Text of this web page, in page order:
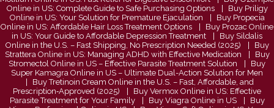
Miyomların Alınması Ameliyatı
İlkiz TAŞDELEN
30 Ağustos Zafer Bayramımız Kutlu Olsun
Op.Dr.Levent BOZBEYOĞLU
Gelişimsel Kalça Çıkığı
Online in US: Complete Guide to Safe Purchasing Options
Buy Priligy
Online in US: Your Solution for Premature Ejaculation
Buy Propecia
Online in US: Affordable Hair Loss Treatment Options
Buy Prozac Online
in US: Your Guide to Affordable Depression Treatment
Buy Sildalis
Online in the U.S. – Fast Shipping, No Prescription Needed (2025)
Buy
Strattera Online in US: Managing ADHD with Effective Medication
Buy
Stromectol Online in US – Effective Parasite Treatment Solution
Buy
Super Kamagra Online in US – Ultimate Dual-Action Solution for Men
Buy Tretinoin Cream Online in the U.S. – Fast, Affordable, and
Prescription‑Approved (2025)
Buy Vermox Online in US: Effective
Parasite Treatment for Your Family
Buy Viagra Online in US
Buy